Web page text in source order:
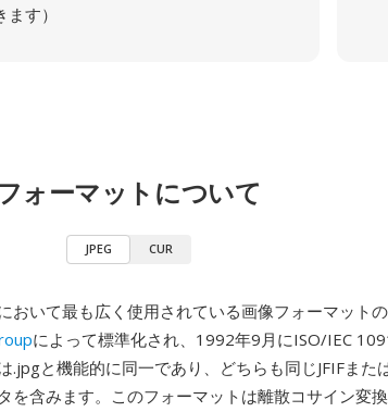
ます）
ォーマットについて
JPEG CUR
おいて最も広く使用されている画像フォーマットの
によって標準化され、1992年9月にISO/IEC
.jpgと機能的に同一であり、どちらも同じJFIFまた
を含みます。このフォーマットは離散コサイン変